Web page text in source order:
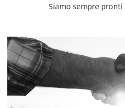
Siamo sempre